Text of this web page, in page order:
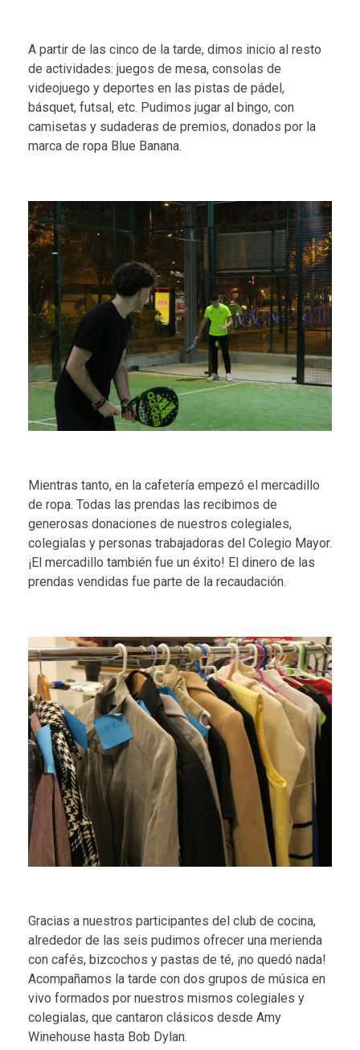
A partir de las cinco de la tarde, dimos inicio al resto
de actividades: juegos de mesa, consolas de
videojuego y deportes en las pistas de pádel,
básquet, futsal, etc. Pudimos jugar al bingo, con
camisetas y sudaderas de premios, donados por la
marca de ropa Blue Banana.
Mientras tanto, en la cafetería empezó el mercadillo
de ropa. Todas las prendas las recibimos de
generosas donaciones de nuestros colegiales,
colegialas y personas trabajadoras del Colegio Mayor.
¡El mercadillo también fue un éxito! El dinero de las
prendas vendidas fue parte de la recaudación.
Gracias a nuestros participantes del club de cocina,
alrededor de las seis pudimos ofrecer una merienda
con cafés, bizcochos y pastas de té, ¡no quedó nada!
Acompañamos la tarde con dos grupos de música en
vivo formados por nuestros mismos colegiales y
colegialas, que cantaron clásicos desde Amy
Winehouse hasta Bob Dylan.